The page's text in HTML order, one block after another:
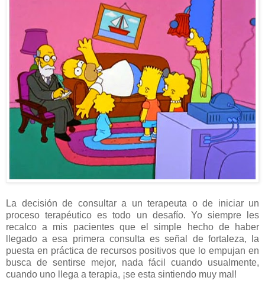
La decisión de consultar a un terapeuta o de iniciar un
proceso terapéutico es todo un desafío. Yo siempre les
recalco a mis pacientes que el simple hecho de haber
llegado a esa primera consulta es señal de fortaleza, la
puesta en práctica de recursos positivos que lo empujan en
busca de sentirse mejor, nada fácil cuando usualmente,
cuando uno llega a terapia, ¡se esta sintiendo muy mal!